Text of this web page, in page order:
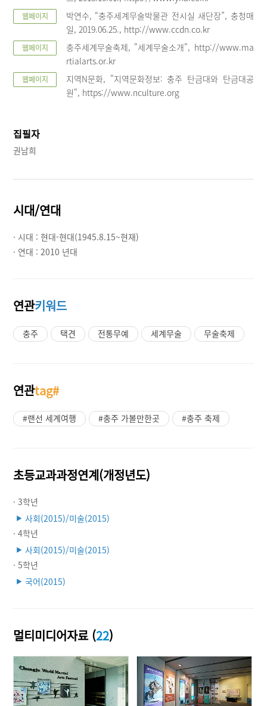
웹페이지
박연수, “충주세계무술박물관 전시실 새단장”, 충청매
일, 2019.06.25., http://www.ccdn.co.kr
웹페이지
충주세계무술축제, "세계무술소개", http://www.ma
rtialarts.or.kr
웹페이지
지역N문화, "지역문화정보: 충주 탄금대와 탄금대공
원", https://www.nculture.org
집필자
권남희
시대/연대
· 시대 :현대-현대(1945.8.15~현재)
· 연대 :2010 년대
연관키워드
충주 택견 전통무예 세계무술 무술축제
연관tag#
#랜선 세계여행 #충주 가볼만한곳 #충주 축제
초등교과과정연계(개정년도)
· 3학년
▶ 사회(2015)/미술(2015)
· 4학년
▶ 사회(2015)/미술(2015)
· 5학년
▶ 국어(2015)
멀티미디어자료 (22)